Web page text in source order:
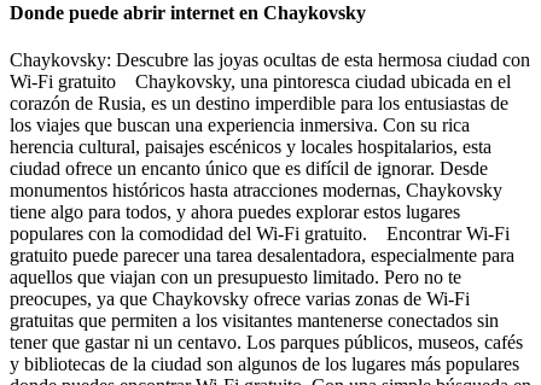
Donde puede abrir internet en Chaykovsky
Chaykovsky: Descubre las joyas ocultas de esta hermosa ciudad con
Wi-Fi gratuito Chaykovsky, una pintoresca ciudad ubicada en el
corazón de Rusia, es un destino imperdible para los entusiastas de
los viajes que buscan una experiencia inmersiva. Con su rica
herencia cultural, paisajes escénicos y locales hospitalarios, esta
ciudad ofrece un encanto único que es difícil de ignorar. Desde
monumentos históricos hasta atracciones modernas, Chaykovsky
tiene algo para todos, y ahora puedes explorar estos lugares
populares con la comodidad del Wi-Fi gratuito. Encontrar Wi-Fi
gratuito puede parecer una tarea desalentadora, especialmente para
aquellos que viajan con un presupuesto limitado. Pero no te
preocupes, ya que Chaykovsky ofrece varias zonas de Wi-Fi
gratuitas que permiten a los visitantes mantenerse conectados sin
tener que gastar ni un centavo. Los parques públicos, museos, cafés
y bibliotecas de la ciudad son algunos de los lugares más populares